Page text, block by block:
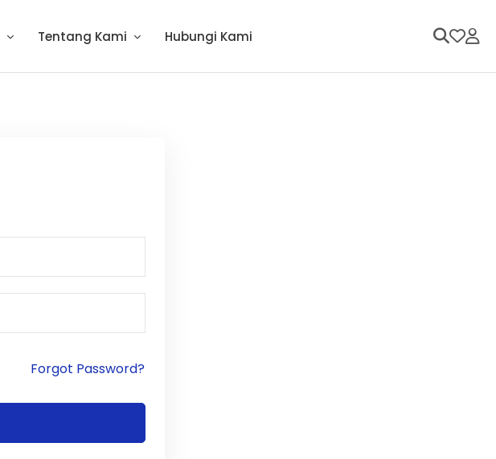
Tentang Kami Hubungi Kami
Forgot Password?